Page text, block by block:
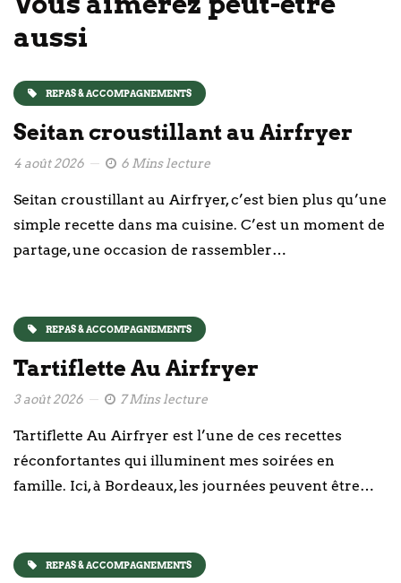
aussi
REPAS & ACCOMPAGNEMENTS
Seitan croustillant au Airfryer
4 août 2026 6 Mins lecture
Seitan croustillant au Airfryer, c’est bien plus qu’une
simple recette dans ma cuisine. C’est un moment de
partage, une occasion de rassembler…
REPAS & ACCOMPAGNEMENTS
Tartiflette Au Airfryer
3 août 2026 7 Mins lecture
Tartiflette Au Airfryer est l’une de ces recettes
réconfortantes qui illuminent mes soirées en
famille. Ici, à Bordeaux, les journées peuvent être…
REPAS & ACCOMPAGNEMENTS